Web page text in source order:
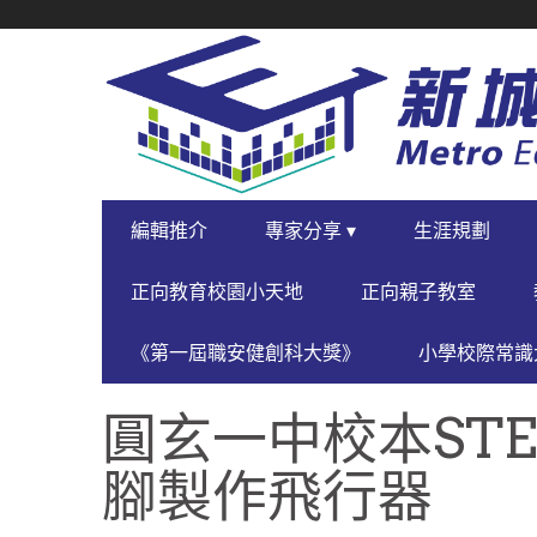
NAVIGATION
PRIMARY
NAVIGATION
編輯推介 專家分享 ▾ 生涯規劃
正向教育校園小天地 正向親子教室
《第一屆職安健創科大獎》 小學校際常
圓玄一中校本
腳製作飛行器